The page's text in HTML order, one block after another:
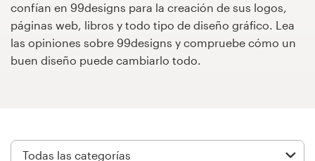
confían en 99designs para la creación de sus logos,
páginas web, libros y todo tipo de diseño gráfico. Lea
las opiniones sobre 99designs y compruebe cómo un
buen diseño puede cambiarlo todo.
99designs Studio
99designs Pro
un
diseño